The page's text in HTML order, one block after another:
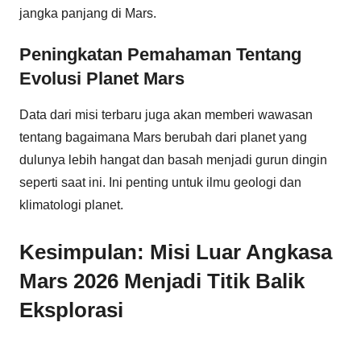
jangka panjang di Mars.
Peningkatan Pemahaman Tentang
Evolusi Planet Mars
Data dari misi terbaru juga akan memberi wawasan
tentang bagaimana Mars berubah dari planet yang
dulunya lebih hangat dan basah menjadi gurun dingin
seperti saat ini. Ini penting untuk ilmu geologi dan
klimatologi planet.
Kesimpulan: Misi Luar Angkasa
Mars 2026 Menjadi Titik Balik
Eksplorasi